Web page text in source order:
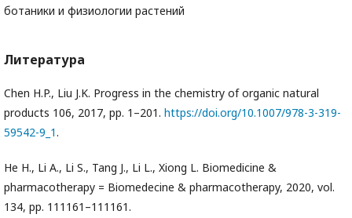
ботаники и физиологии растений
Литература
Chen H.P., Liu J.K. Progress in the chemistry of organic natural
products 106, 2017, pp. 1–201. https://doi.org/10.1007/978-3-319-
59542-9_1.
He H., Li A., Li S., Tang J., Li L., Xiong L. Biomedicine &
pharmacotherapy = Biomedecine & pharmacotherapy, 2020, vol.
134, pp. 111161–111161.